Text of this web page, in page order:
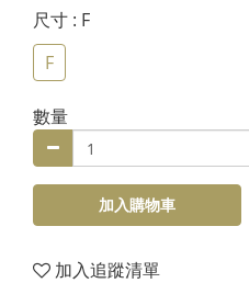
尺寸 : F
F
數量
加入購物車
加入追蹤清單